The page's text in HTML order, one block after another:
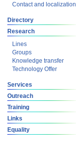
Contact and localization
Directory
Research
Lines
Groups
Knowledge transfer
Technology Offer
Services
Outreach
Training
Links
Equality